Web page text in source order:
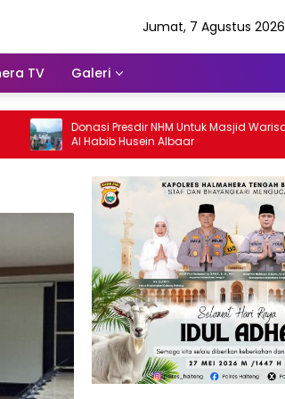
Jumat, 7 Agustus 2026
TV Galeri
Donasi Presdir NHM Untuk Masjid Warisan
Al Habib Husein Albaar